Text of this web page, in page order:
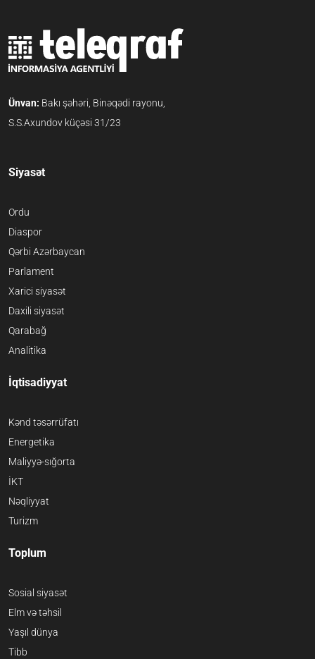
Ünvan: Bakı şəhəri, Binəqədi rayonu,
S.S.Axundov küçəsi 31/23
Siyasət
Ordu
Diaspor
Qərbi Azərbaycan
Parlament
Xarici siyasət
Daxili siyasət
Qarabağ
Analitika
İqtisadiyyat
Kənd təsərrüfatı
Energetika
Maliyyə-sığorta
İKT
Nəqliyyat
Turizm
Toplum
Sosial siyasət
Elm və təhsil
Yaşıl dünya
Tibb